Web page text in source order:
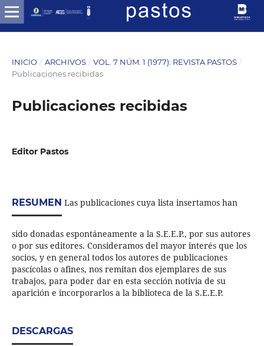
INICIO / ARCHIVOS / VOL. 7 NÚM. 1 (1977): REVISTA PASTOS /
Publicaciones recibidas
Publicaciones recibidas
Editor Pastos
RESUMEN Las publicaciones cuya lista insertamos han
sido donadas espontáneamente a la S.E.E.P., por sus autores
o por sus editores. Consideramos del mayor interés que los
socios, y en general todos los autores de publicaciones
pascícolas o afines, nos remitan dos ejemplares de sus
trabajos, para poder dar en esta sección notivia de su
aparición e incorporarlos a la biblioteca de la S.E.E.P.
DESCARGAS